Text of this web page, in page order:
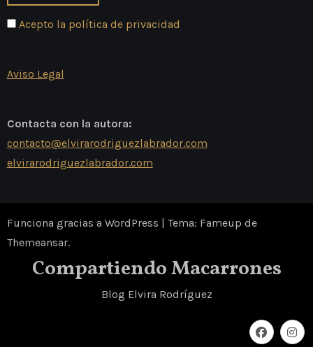
Acepto la política de privacidad
Aviso Legal
Contacta con la autora:
contacto@elvirarodriguezlabrador.com
elvirarodriguezlabrador.com
Funciona gracias a WordPress | Tema: Fameup de
Themeansar.
Compartiendo Macarrones
Blog Elvira Rodríguez